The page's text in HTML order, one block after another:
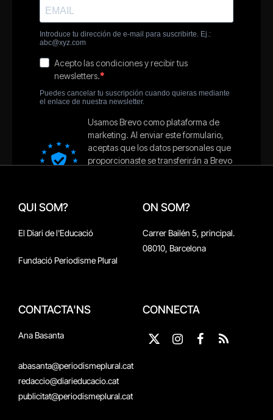
QUI SOM?
El Diari de l'Educació
Fundació Periodisme Plural
ON SOM?
Carrer Bailén 5, principal.
08010, Barcelona
CONTACTA'NS
Ana Basanta
abasanta@periodismeplural.cat
redaccio@diarieducacio.cat
publicitat@periodismeplural.cat
CONNECTA
X
InstagramFacebook
RSS